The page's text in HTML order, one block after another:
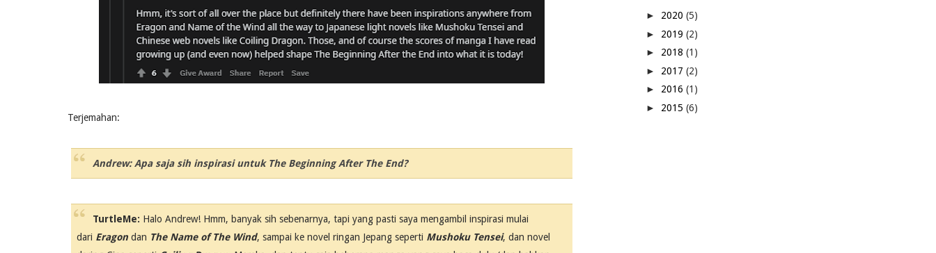
Terjemahan:
Andrew: Apa saja sih inspirasi untuk The Beginning After The End?
TurtleMe: Halo Andrew! Hmm, banyak sih sebenarnya, tapi yang pasti saya mengambil inspirasi mulai
dari Eragon dan The Name of The Wind, sampai ke novel ringan Jepang seperti Mushoku Tensei, dan novel
► 2020 (5)
► 2019 (2)
► 2018 (1)
► 2017 (2)
► 2016 (1)
► 2015 (6)